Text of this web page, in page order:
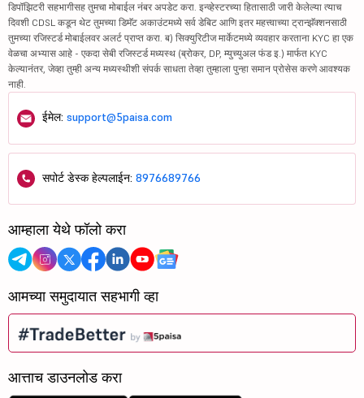
डिपॉझिटरी सहभागीसह तुमचा मोबाईल नंबर अपडेट करा. इन्व्हेस्टरच्या हितासाठी जारी केलेल्या त्याच
दिवशी CDSL कडून थेट तुमच्या डिमॅट अकाउंटमध्ये सर्व डेबिट आणि इतर महत्त्वाच्या ट्रान्झॅक्शनसाठी
तुमच्या रजिस्टर्ड मोबाईलवर अलर्ट प्राप्त करा. ब) सिक्युरिटीज मार्केटमध्ये व्यवहार करताना KYC हा एक
वेळचा अभ्यास आहे - एकदा सेबी रजिस्टर्ड मध्यस्थ (ब्रोकर, DP, म्युच्युअल फंड इ.) मार्फत KYC
केल्यानंतर, जेव्हा तुम्ही अन्य मध्यस्थीशी संपर्क साधता तेव्हा तुम्हाला पुन्हा समान प्रोसेस करणे आवश्यक
नाही.
ईमेल: support@5paisa.com
सपोर्ट डेस्क हेल्पलाईन: 8976689766
आम्हाला येथे फॉलो करा
आमच्या समुदायात सहभागी व्हा
आत्ताच डाउनलोड करा